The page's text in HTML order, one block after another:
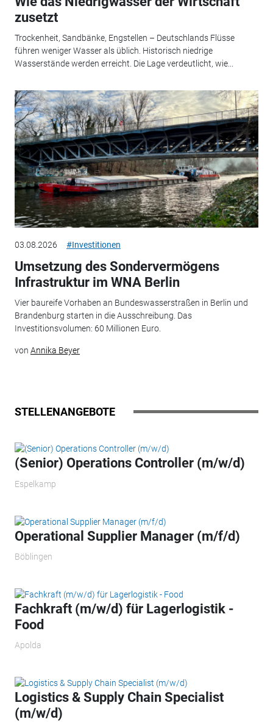
zusetzt
Trockenheit, Sandbänke, Engstellen – Deutschlands Flüsse
führen weniger Wasser als üblich. Historisch niedrige
Wasserstände werden erreicht. Die Lage verdeutlicht, wie...
03.08.2026 #Investitionen
Umsetzung des Sondervermögens
Infrastruktur im WNA Berlin
Vier baureife Vorhaben an Bundeswasserstraßen in Berlin und
Brandenburg starten in die Ausschreibung. Das
Investitionsvolumen: 60 Millionen Euro.
von Annika Beyer
STELLENANGEBOTE
(Senior) Operations Controller (m/w/d)
Espelkamp
Operational Supplier Manager (m/f/d)
Böblingen
Fachkraft (m/w/d) für Lagerlogistik -
Food
Apolda
Logistics & Supply Chain Specialist
(m/w/d)